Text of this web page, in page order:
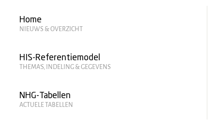
Home
NIEUWS & OVERZICHT
HIS-Referentiemodel
THEMA'S, INDELING & GEGEVENS
NHG-Tabellen
ACTUELE TABELLEN